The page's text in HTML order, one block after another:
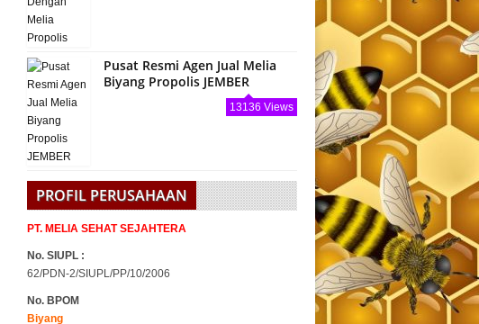
Pusat Resmi Agen Jual Melia
Biyang Propolis JEMBER
13136 Views
PROFIL PERUSAHAAN
PT. MELIA SEHAT SEJAHTERA
No. SIUPL :
62/PDN-2/SIUPL/PP/10/2006
No. BPOM
Biyang